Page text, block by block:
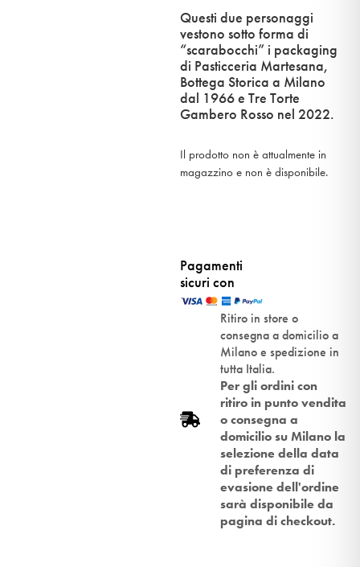
Questi due personaggi
vestono sotto forma di
“scarabocchi” i packaging
di Pasticceria Martesana,
Bottega Storica a Milano
dal 1966 e Tre Torte
Gambero Rosso nel 2022.
Il prodotto non è attualmente in
magazzino e non è disponibile.
Pagamenti
sicuri con
Ritiro in store o
consegna a domicilio a
Milano e spedizione in
tutta Italia.
Per gli ordini con
ritiro in punto vendita
o consegna a
domicilio su Milano la
selezione della data
di preferenza di
evasione dell'ordine
sarà disponibile da
pagina di checkout.